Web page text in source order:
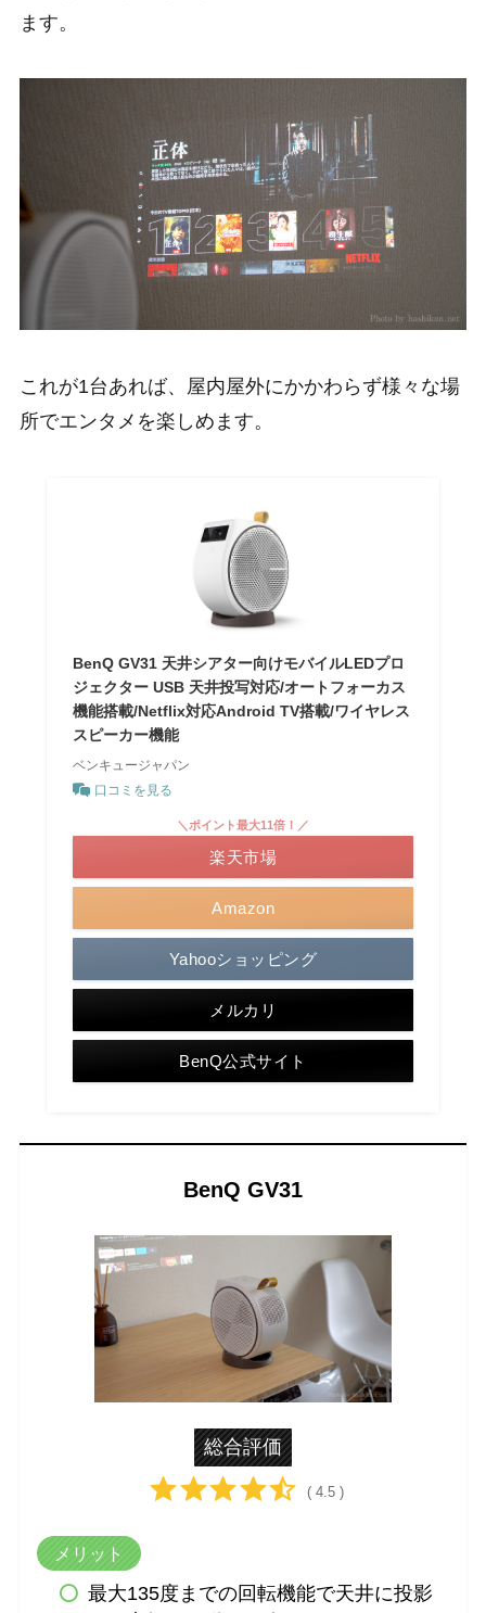
ます。
これが1台あれば、屋内屋外にかかわらず様々な場
所でエンタメを楽しめます。
BenQ GV31 天井シアター向けモバイルLEDプロ
ジェクター USB 天井投写対応/オートフォーカス
機能搭載/Netflix対応Android TV搭載/ワイヤレス
スピーカー機能
ベンキュージャパン
口コミを見る
Amazon
＼ポイント最大11倍！／
楽天市場
Yahooショッピング
メルカリ
BenQ公式サイト
BenQ GV31
総合評価
( 4.5 )
メリット
最大135度までの回転機能で天井に投影